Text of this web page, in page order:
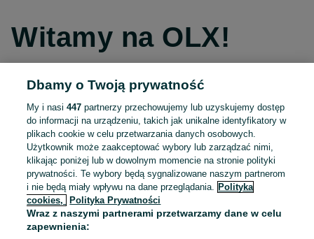
Witamy na OLX!
Kontynuuj przez Facebooka
Kontynuuj przez konto Apple
Kontynuuj przez konto Google
LUB
Dbamy o Twoją prywatność
My i nasi447 partnerzy przechowujemy lub uzyskujemy dostęp
do informacji na urządzeniu, takich jak unikalne identyfikatory w
plikach cookie w celu przetwarzania danych osobowych.
Użytkownik może zaakceptować wybory lub zarządzać nimi,
klikając poniżej lub w dowolnym momencie na stronie polityki
prywatności. Te wybory będą sygnalizowane naszym partnerom
i nie będą miały wpływu na dane przeglądania.
Polityka
cookies,
Polityka Prywatności
Wraz z naszymi partnerami przetwarzamy dane w celu
zapewnienia: